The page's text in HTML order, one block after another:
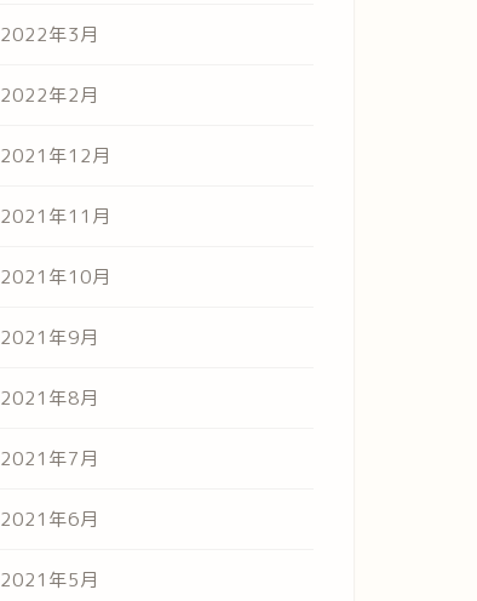
2022年3月
2022年2月
2021年12月
2021年11月
2021年10月
2021年9月
2021年8月
2021年7月
2021年6月
2021年5月